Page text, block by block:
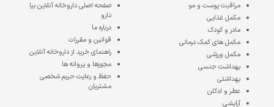
مراقبت پوست و مو
مکمل غذایی
مادر و کودک
مکمل های کمک درمانی
مکمل ورزشی
بهداشت جنسی
بهداشتی
عطر و ادکلن
آرایشی
صفحه اصلیداروخانه آنلاین بیا
دارو
درباره ما
قوانین و مقررات
راهنمای خرید از داروخانه آنلاین
مجوزها و پروانه ها
حفظ و رعایت حریم شخصی
مشتریان